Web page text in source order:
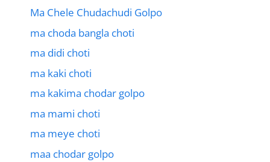
Ma Chele Chudachudi Golpo
ma choda bangla choti
ma didi choti
ma kaki choti
ma kakima chodar golpo
ma mami choti
ma meye choti
maa chodar golpo